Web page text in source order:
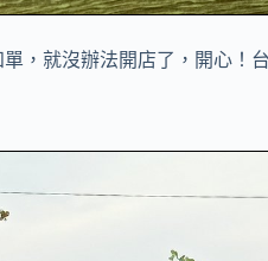
，就沒辦法開店了，開心！